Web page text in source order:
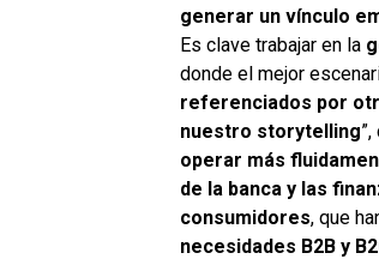
generar un vínculo
Es clave trabajar en la
donde el mejor
referenciados por
nuestro storytelling
operar más
de la banca y las
consumidores, que
necesidades B2B y